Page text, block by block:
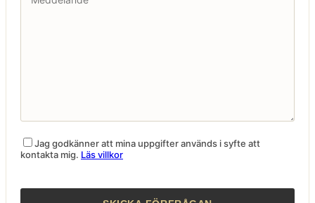
Jag godkänner att mina uppgifter används i syfte att
kontakta mig. Läs villkor